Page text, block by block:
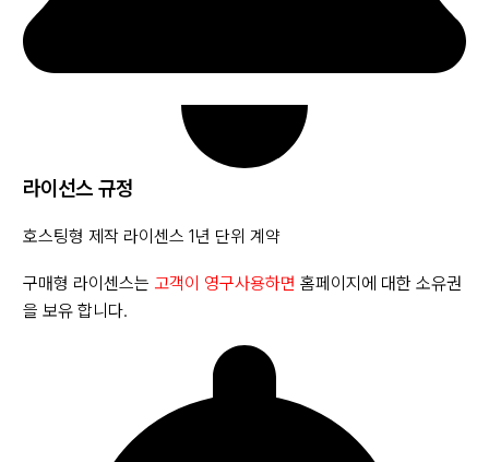
라이선스 규정
호스팅형 제작 라이센스 1년 단위 계약
구매형 라이센스는 고객이 영구사용하면 홈페이지에 대한 소유권
을 보유 합니다.